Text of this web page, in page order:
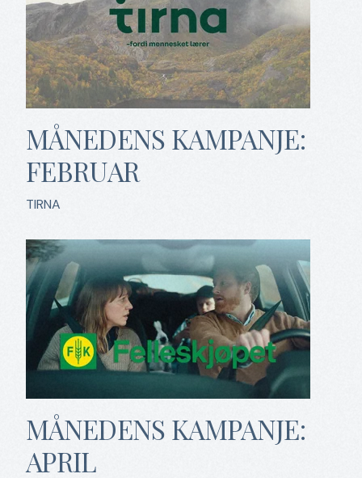
MÅNEDENS KAMPANJE:
FEBRUAR
TIRNA
MÅNEDENS KAMPANJE:
APRIL